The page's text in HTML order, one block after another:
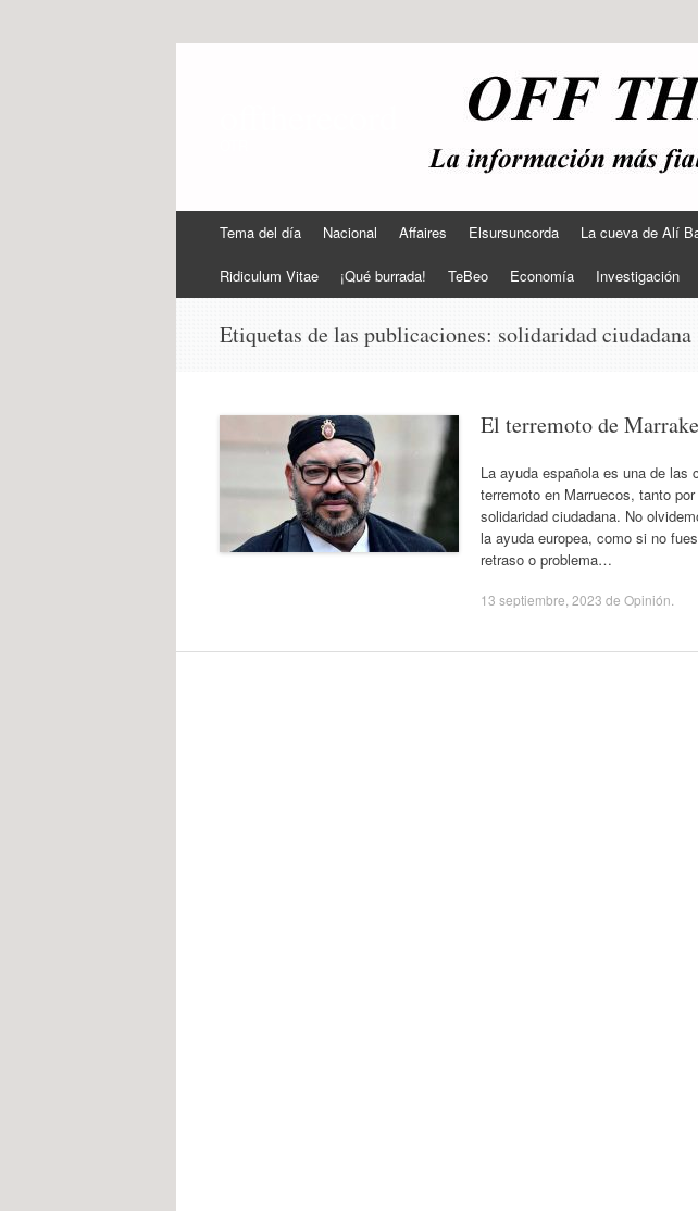
contenido
Tema del día Nacional Affaires Elsursuncorda La cueva de Alí
Ridiculum Vitae ¡Qué burrada! TeBeo Economía Investigación
Etiquetas de las publicaciones: solidaridad ciudadana
El terremoto de
La ayuda española es una de las
terremoto en Marruecos, tanto
solidaridad ciudadana. No
la ayuda europea, como si no
retraso o problema…
13 septiembre, 2023 de Opinión